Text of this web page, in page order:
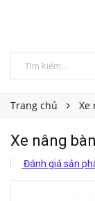
Trang chủ Xe
Xe nâng
Đánh giá sản